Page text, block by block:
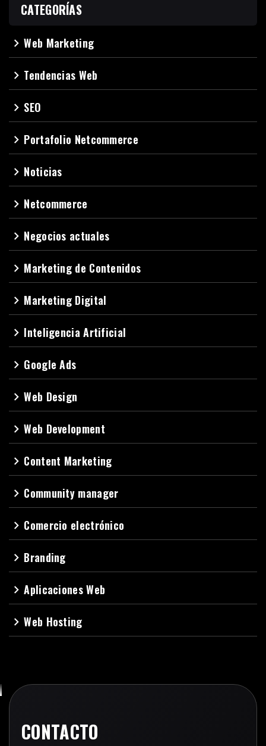
CATEGORÍAS
navigate_nextWeb Marketing
navigate_next Tendencias Web
navigate_next SEO
navigate_next Portafolio Netcommerce
navigate_next Noticias
navigate_next Netcommerce
navigate_next Negocios actuales
navigate_next Marketing de Contenidos
navigate_next Marketing Digital
navigate_next Inteligencia Artificial
navigate_next Google Ads
navigate_nextWeb Design
navigate_nextWeb Development
navigate_next Content Marketing
navigate_next Community manager
navigate_next Comercio electrónico
navigate_next Branding
navigate_nextAplicaciones Web
navigate_nextWeb Hosting
CONTACTO